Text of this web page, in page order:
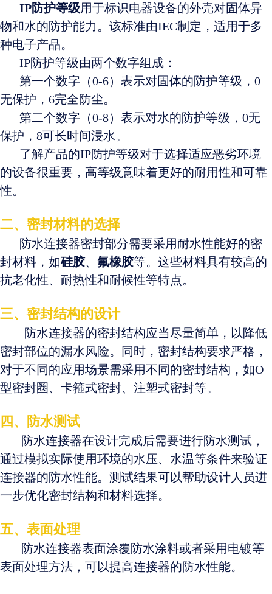
IP防护等级用于标识电器设备的外壳对固体异
物和水的防护能力。该标准由IEC制定，适用于多
种电子产品。
IP防护等级由两个数字组成：
第一个数字（0-6）表示对固体的防护等级，0
无保护，6完全防尘。
第二个数字（0-8）表示对水的防护等级，0无
保护，8可长时间浸水。
了解产品的IP防护等级对于选择适应恶劣环境
的设备很重要，高等级意味着更好的耐用性和可靠
性。
二、密封材料的选择
防水连接器密封部分需要采用耐水性能好的密
封材料，如硅胶、 氟橡胶等。这些材料具有较高的
抗老化性、耐热性和耐候性等特点。
三、密封结构的设计
防水连接器的密封结构应当尽量简单，以降低
密封部位的漏水风险。同时，密封结构要求严格，
对于不同的应用场景需采用不同的密封结构，如O
型密封圈、卡箍式密封、注塑式密封等。
四、防水测试
防水连接器在设计完成后需要进行防水测试，
通过模拟实际使用环境的水压、水温等条件来验证
连接器的防水性能。测试结果可以帮助设计人员进
一步优化密封结构和材料选择。
五、表面处理
防水连接器表面涂覆防水涂料或者采用电镀等
表面处理方法，可以提高连接器的防水性能。